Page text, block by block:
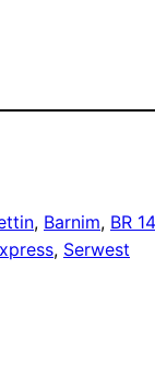
, Barnim, BR
, Serwest